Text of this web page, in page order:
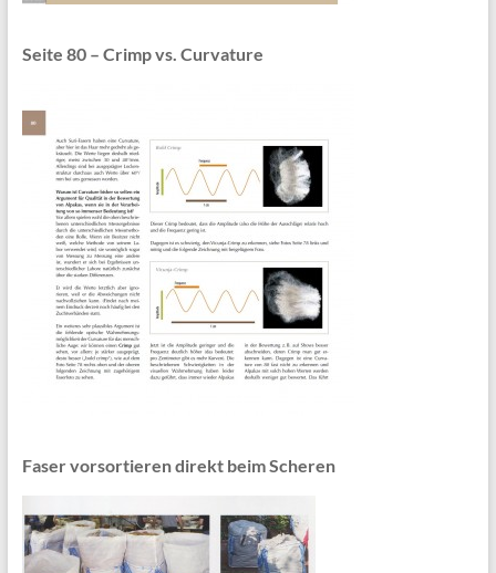
Seite 80 – Crimp vs. Curvature
Faser vorsortieren direkt beim Scheren